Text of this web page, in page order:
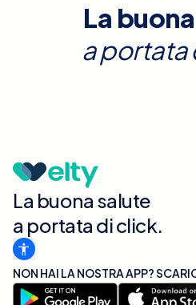
La
a portata
La buona salute
a portata di click.
NON HAI LA NOSTRA APP?